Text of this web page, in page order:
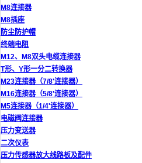
M8连接器
M8插座
防尘防护帽
终端电阻
M12、M8双头电缆连接器
T形、Y形一分二转换器
M23连接器（7/8'连接器）
M16连接器（5/8'连接器）
M5连接器（1/4'连接器）
电磁阀连接器
压力变送器
二次仪表
压力传感器放大线路板及配件